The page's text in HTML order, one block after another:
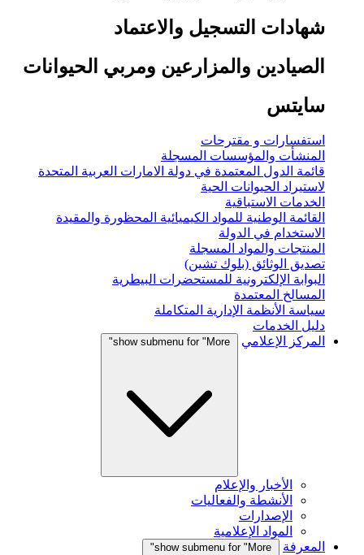
شهادات التسجيل والاعتماد
الصيادين والمزارعين ومربي الحيوانات
سايتس
استفسارات و مقترحات
المنشأت والمؤسسات المسجلة
قائمة الدول المعتمدة في دولة الامارات العربية المتحدة
لاستيراد الحيوانات الحية
الخدمات الاستباقية
القائمة الوطنية للمواد الكيميائية المحظورة والمقيدة
الاستخدام في الدولة
المنتجات والمواد المسجلة
تصديق الوثائق (بلوك تشين)
البوابة الإلكترونية للمستحضرات البيطرية
المسالخ المعتمدة
سياسة الأنظمة الإدارية المتكاملة
دليل الخدمات
المركز الإعلامي
show submenu for "More"
الأخبار والإعلام
الأنشطة والفعاليات
الإصدارات
المواد الإعلامية
المعرفة
show submenu for "More"